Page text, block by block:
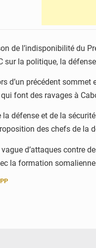
de l’indisponibilité
sur la politique, la
d’un précédent
font des ravages à
défense et de la
des chefs de la
d’attaques contre
la formation